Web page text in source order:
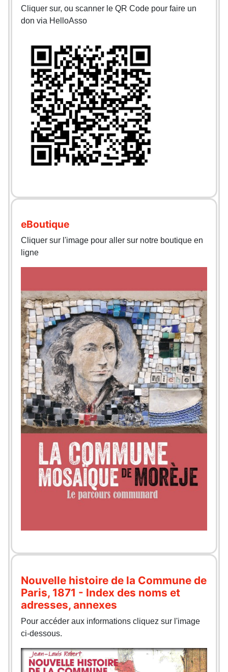
Cliquer sur, ou scanner le QR Code pour faire un
don via HelloAsso
eBoutique
Cliquer sur l'image pour aller sur notre boutique en
ligne
Nouvelle histoire de la Commune de
Paris, 1871 - Index des noms et
adresses, annexes
Pour accéder aux informations cliquez sur l'image
ci-dessous.